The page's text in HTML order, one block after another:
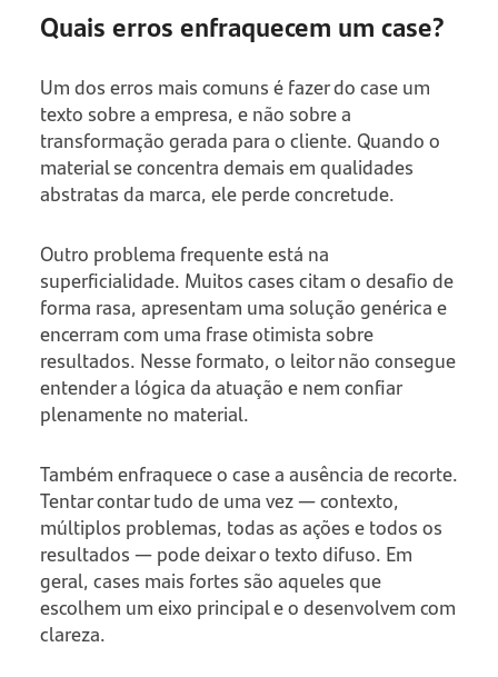
Quais erros enfraquecem um case?
Um dos erros mais comuns é fazer do case um
texto sobre a empresa, e não sobre a
transformação gerada para o cliente. Quando o
material se concentra demais em qualidades
abstratas da marca, ele perde concretude.
Outro problema frequente está na
superficialidade. Muitos cases citam o desafio de
forma rasa, apresentam uma solução genérica e
encerram com uma frase otimista sobre
resultados. Nesse formato, o leitor não consegue
entender a lógica da atuação e nem confiar
plenamente no material.
Também enfraquece o case a ausência de recorte.
Tentar contar tudo de uma vez — contexto,
múltiplos problemas, todas as ações e todos os
resultados — pode deixar o texto difuso. Em
geral, cases mais fortes são aqueles que
escolhem um eixo principal e o desenvolvem com
clareza.